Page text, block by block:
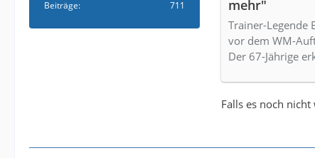
Beiträge
711
mehr"
Trainer-Legende
vor dem WM-
Der 67-Jährige
Falls es noch